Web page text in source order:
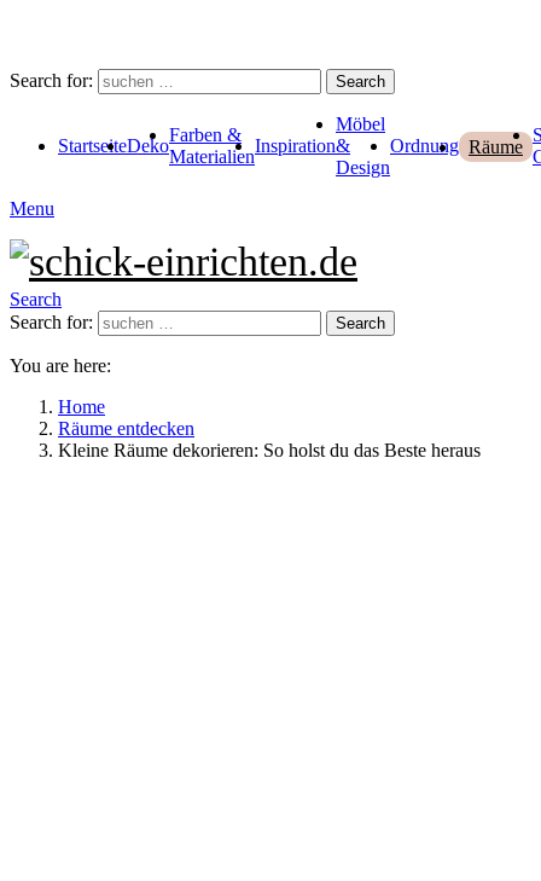
Search for: Search
StartseiteDeko
Farben &
Materialien
Inspiration
Möbel
&
Design
Ordnung Räume
Menu
Search
Search for:
Search
You are here:
Home
Räume entdecken
Kleine Räume dekorieren: So holst du das Beste heraus